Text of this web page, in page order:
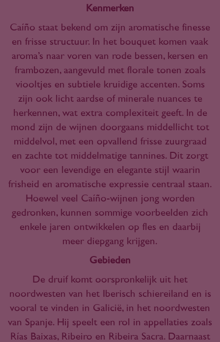
Kenmerken
Caíño staat bekend om zijn aromatische finesse
en frisse structuur. In het bouquet komen vaak
aroma’s naar voren van rode bessen, kersen en
frambozen, aangevuld met florale tonen zoals
viooltjes en subtiele kruidige accenten. Soms
zijn ook licht aardse of minerale nuances te
herkennen, wat extra complexiteit geeft. In de
mond zijn de wijnen doorgaans middellicht tot
middelvol, met een opvallend frisse zuurgraad
en zachte tot middelmatige tannines. Dit zorgt
voor een levendige en elegante stijl waarin
frisheid en aromatische expressie centraal staan.
Hoewel veel Caíño-wijnen jong worden
gedronken, kunnen sommige voorbeelden zich
enkele jaren ontwikkelen op fles en daarbij
meer diepgang krijgen.
Gebieden
De druif komt oorspronkelijk uit het
noordwesten van het Iberisch schiereiland en is
vooral te vinden in Galicië, in het noordwesten
van Spanje. Hij speelt een rol in appellaties zoals
Rías Baixas, Ribeiro en Ribeira Sacra. Daarnaast